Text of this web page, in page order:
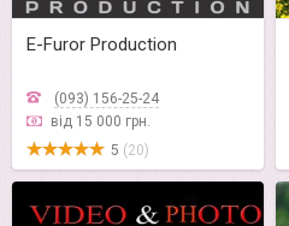
E-Furor Production
(093) 156-25-24
від 15 000 грн.
5 (20)